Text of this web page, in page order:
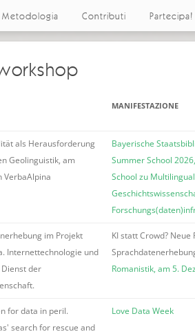
Metodologia Contributi Partecipa!
MANIFESTAZIONE
als Herausforderung
Geolinguistik, am
VerbaAlpina
Bayerische
Summer School
School zu
im Projekt
Internettechnologie und
der
KI statt Crowd?
Romanistik, am 5.
for data in peril.
search for rescue and
Love Data Week